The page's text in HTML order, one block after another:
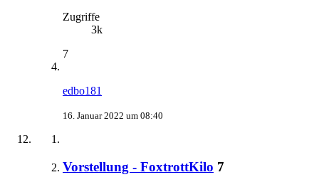
Zugriffe
3k
7
edbo181
16. Januar 2022 um 08:40
Vorstellung - FoxtrottKilo 7